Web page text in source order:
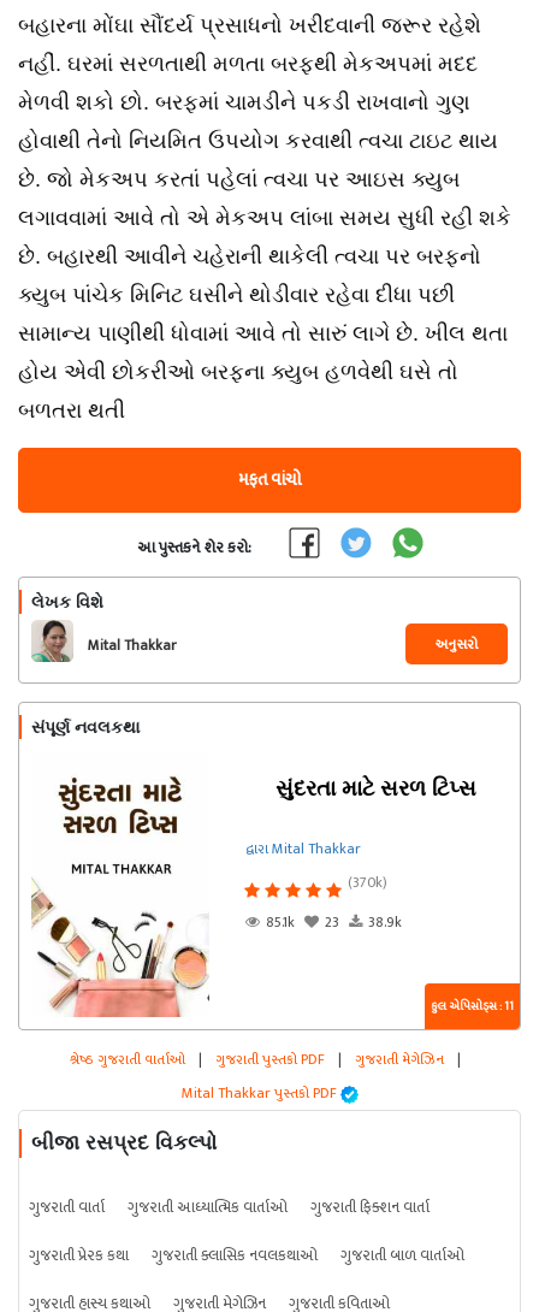
બહારના મોંઘા સૌંદર્ય પ્રસાધનો ખરીદવાની જરૂર રહેશે
નહીં. ઘરમાં સરળતાથી મળતા બરફથી મેકઅપમાં મદદ
મેળવી શકો છો. બરફમાં ચામડીને પકડી રાખવાનો ગુણ
હોવાથી તેનો નિયમિત ઉપયોગ કરવાથી ત્વચા ટાઇટ થાય
છે. જો મેકઅપ કરતાં પહેલાં ત્વચા પર આઇસ ક્યુબ
લગાવવામાં આવે તો એ મેકઅપ લાંબા સમય સુધી રહી શકે
છે. બહારથી આવીને ચહેરાની થાકેલી ત્વચા પર બરફનો
ક્યુબ પાંચેક મિનિટ ઘસીને થોડીવાર રહેવા દીધા પછી
સામાન્ય પાણીથી ધોવામાં આવે તો સારું લાગે છે. ખીલ થતા
હોય એવી છોકરીઓ બરફના ક્યુબ હળવેથી ઘસે તો
બળતરા થતી
મફત વાંચો
આ પુસ્તકને શેર કરો:
લેખક વિશે
Mital Thakkar અનુસરો
સંપૂર્ણ નવલકથા
સુંદરતા માટે સરળ ટિપ્સ
દ્વારા Mital Thakkar
(370k)
85.1k
23 38.9k
કુલ એપિસોડ્સ : 11
શ્રેષ્ઠ ગુજરાતી વાર્તાઓ | ગુજરાતી પુસ્તકો PDF | ગુજરાતી મેગેઝિન |
Mital Thakkar પુસ્તકો PDF
બીજા રસપ્રદ વિકલ્પો
ગુજરાતી વાર્તા ગુજરાતી આધ્યાત્મિક વાર્તાઓ
ગુજરાતી ફિક્શન વાર્તા
ગુજરાતી પ્રેરક કથા
ગુજરાતી ક્લાસિક નવલકથાઓ
ગુજરાતી બાળ વાર્તાઓ
ગુજરાતી હાસ્ય કથાઓ
ગુજરાતી મેગેઝિન ગુજરાતી કવિતાઓ